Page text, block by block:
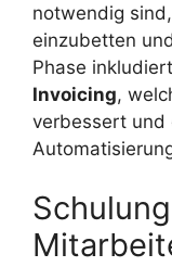
notwendig
einzubetten
Phase
Invoicing,
verbessert und